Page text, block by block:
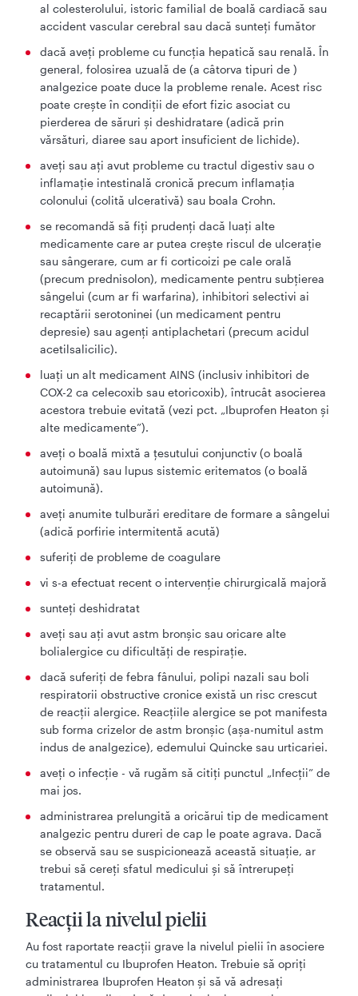
al colesterolului, istoric familial de boală cardiacă sau
accident vascular cerebral sau dacă sunteți fumător
dacă aveți probleme cu funcția hepatică sau renală. În
general, folosirea uzuală de (a câtorva tipuri de )
analgezice poate duce la probleme renale. Acest risc
poate crește în condiții de efort fizic asociat cu
pierderea de săruri și deshidratare (adică prin
vărsături, diaree sau aport insuficient de lichide).
aveți sau ați avut probleme cu tractul digestiv sau o
inflamație intestinală cronică precum inflamația
colonului (colită ulcerativă) sau boala Crohn.
se recomandă să fiți prudenți dacă luați alte
medicamente care ar putea crește riscul de ulcerație
sau sângerare, cum ar fi corticoizi pe cale orală
(precum prednisolon), medicamente pentru subțierea
sângelui (cum ar fi warfarina), inhibitori selectivi ai
recaptării serotoninei (un medicament pentru
depresie) sau agenți antiplachetari (precum acidul
acetilsalicilic).
luați un alt medicament AINS (inclusiv inhibitori de
COX-2 ca celecoxib sau etoricoxib), întrucât asocierea
acestora trebuie evitată (vezi pct. „Ibuprofen Heaton și
alte medicamente”).
aveți o boală mixtă a țesutului conjunctiv (o boală
autoimună) sau lupus sistemic eritematos (o boală
autoimună).
aveți anumite tulburări ereditare de formare a sângelui
(adică porfirie intermitentă acută)
suferiți de probleme de coagulare
vi s-a efectuat recent o intervenție chirurgicală majoră
sunteți deshidratat
aveți sau ați avut astm bronșic sau oricare alte
bolialergice cu dificultăți de respirație.
dacă suferiți de febra fânului, polipi nazali sau boli
respiratorii obstructive cronice există un risc crescut
de reacții alergice. Reacțiile alergice se pot manifesta
sub forma crizelor de astm bronșic (așa-numitul astm
indus de analgezice), edemului Quincke sau urticariei.
aveți o infecție - vă rugăm să citiți punctul „Infecții” de
mai jos.
administrarea prelungită a oricărui tip de medicament
analgezic pentru dureri de cap le poate agrava. Dacă
se observă sau se suspicionează această situație, ar
trebui să cereți sfatul medicului și să întrerupeți
tratamentul.
Reacții la nivelul pielii
Au fost raportate reacții grave la nivelul pielii în asociere
cu tratamentul cu Ibuprofen Heaton. Trebuie să opriți
administrarea Ibuprofen Heaton și să vă adresați